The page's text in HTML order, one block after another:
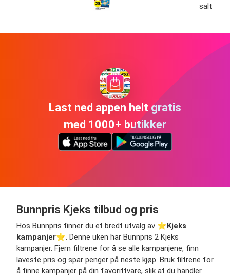
salt
Last ned appen helt gratis
med 1000+ butikker
Bunnpris Kjeks tilbud og pris
Hos Bunnpris finner du et bredt utvalg av ⭐️Kjeks
kampanjer⭐️. Denne uken har Bunnpris 2 Kjeks
kampanjer. Fjern filtrene for å se alle kampanjene, finn
laveste pris og spar penger på neste kjøp. Bruk filtrene for
å finne kampanjer på din favorittvare, slik at du handler